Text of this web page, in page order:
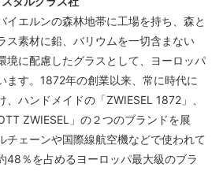
イエルンの森林地帯に工場を持ち、森と
ス素材に鉛、バリウムを一切含まない
境に配慮したグラスとして、ヨーロッパ
ます。1872年の創業以来、常に時代に
ハンドメイドの「ZWIESEL 1872」、
ZWIESEL」の２つのブランドを展
チェーンや国際線航空機などで使われて
48％を占めるヨーロッパ最大級のブラ